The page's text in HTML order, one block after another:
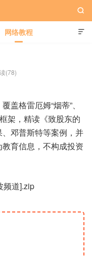

网络教程

(78)
盖格雷厄姆“烟蒂”、
架，精读《致股东的
邓普斯特等案例，并
育信息，不构成投资
频道].zip